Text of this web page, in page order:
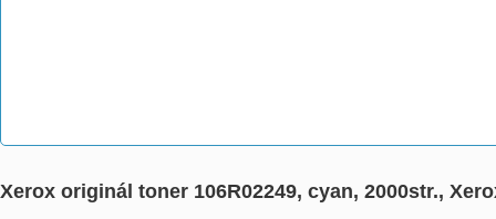
Xerox originál toner 106R02249, cyan, 2000str.,